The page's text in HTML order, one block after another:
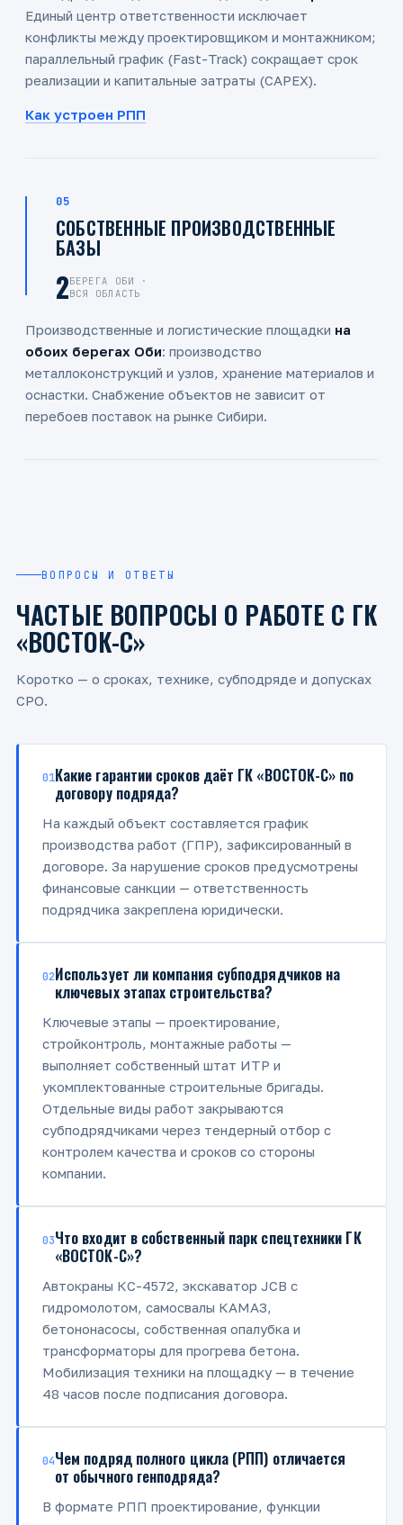
Единый центр ответственности исключает
конфликты между проектировщиком и монтажником;
параллельный график (Fast-Track) сокращает срок
реализации и капитальные затраты (CAPEX).
Как устроен РПП
05
СОБСТВЕННЫЕ ПРОИЗВОДСТВЕННЫЕ
БАЗЫ
2БЕРЕГА ОБИ ·
ВСЯ ОБЛАСТЬ
Производственные и логистические площадки на
обоих берегах Оби: производство
металлоконструкций и узлов, хранение материалов и
оснастки. Снабжение объектов не зависит от
перебоев поставок на рынке Сибири.
ВОПРОСЫ И ОТВЕТЫ
ЧАСТЫЕ ВОПРОСЫ О РАБОТЕ С ГК
«ВОСТОК-С»
Коротко — о сроках, технике, субподряде и допусках
СРО.
01Какие гарантии сроков даёт ГК «ВОСТОК-С» по
договору подряда?
На каждый объект составляется график
производства работ (ГПР), зафиксированный в
договоре. За нарушение сроков предусмотрены
финансовые санкции — ответственность
подрядчика закреплена юридически.
02Использует ли компания субподрядчиков на
ключевых этапах строительства?
Ключевые этапы — проектирование,
стройконтроль, монтажные работы —
выполняет собственный штат ИТР и
укомплектованные строительные бригады.
Отдельные виды работ закрываются
субподрядчиками через тендерный отбор с
контролем качества и сроков со стороны
компании.
03Что входит в собственный парк спецтехники ГК
«ВОСТОК-С»?
Автокраны КС-4572, экскаватор JCB с
гидромолотом, самосвалы КАМАЗ,
бетононасосы, собственная опалубка и
трансформаторы для прогрева бетона.
Мобилизация техники на площадку — в течение
48 часов после подписания договора.
04Чем подряд полного цикла (РПП) отличается
от обычного генподряда?
В формате РПП проектирование, функции